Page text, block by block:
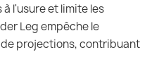
l'usure et limite les
Leg empêche le
projections, contribuant